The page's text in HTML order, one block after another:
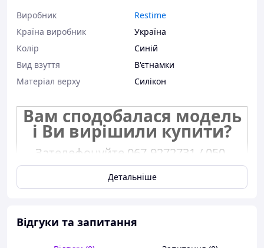
Виробник
Restime
Країна виробник
Україна
Колір
Синій
Вид взуття
В'єтнамки
Матеріал верху
Силікон
Вам сподобалася модель
і Ви вирішили купити?
Зателефонуйте 067-9272731 / 050-
9336271 і уточніть наявність
необхідного Вам розміру.
Всі товари магазину -->
Детальніше
Відгуки та запитання